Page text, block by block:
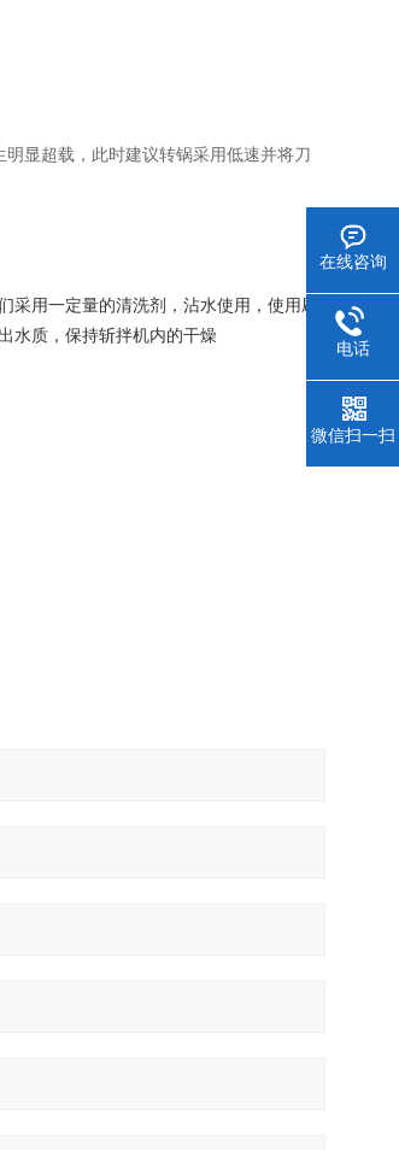
显超载，此时建议转锅采用低速并将刀
用一定量的清洗剂，沾水使用，使用刷
水质，保持斩拌机内的干燥
在线咨询
电话
微信扫一扫